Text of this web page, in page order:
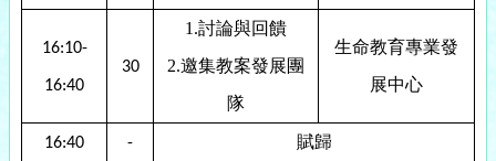
16:10-
16:40
30
1.討論與回饋
2.邀集教案發展團
隊
生命教育專業發
展中心
16:40 - 賦歸